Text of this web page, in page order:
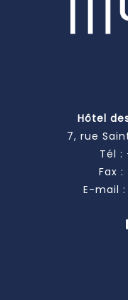
Hôtel
7, rue
Tél :
Fax :
E-mail :